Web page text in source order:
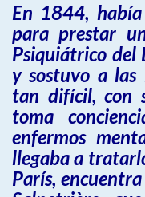
En 1844,
para prestar
Psiquiátrico del
y sostuvo a las
tan difícil, con
toma
enfermos
llegaba a
París,